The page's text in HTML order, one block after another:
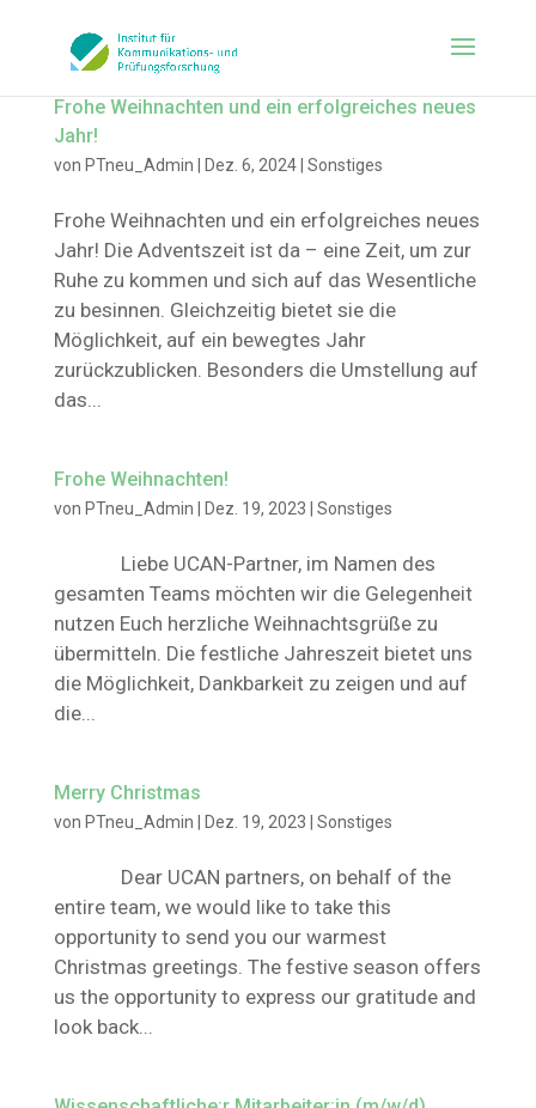
Frohe Weihnachten und ein erfolgreiches neues
Jahr!
von PTneu_Admin Dez. 6, 2024| Sonstiges
Frohe Weihnachten und ein erfolgreiches neues
Jahr! Die Adventszeit ist da – eine Zeit, um zur
Ruhe zu kommen und sich auf das Wesentliche
zu besinnen. Gleichzeitig bietet sie die
Möglichkeit, auf ein bewegtes Jahr
zurückzublicken. Besonders die Umstellung auf
das...
Frohe Weihnachten!
von PTneu_Admin Dez. 19, 2023 Sonstiges
Liebe UCAN-Partner, im Namen des
gesamten Teams möchten wir die Gelegenheit
nutzen Euch herzliche Weihnachtsgrüße zu
übermitteln. Die festliche Jahreszeit bietet uns
die Möglichkeit, Dankbarkeit zu zeigen und auf
die...
Merry Christmas
von PTneu_Admin Dez. 19, 2023 Sonstiges
Dear UCAN partners, on behalf of the
entire team, we would like to take this
opportunity to send you our warmest
Christmas greetings. The festive season offers
us the opportunity to express our gratitude and
look back...